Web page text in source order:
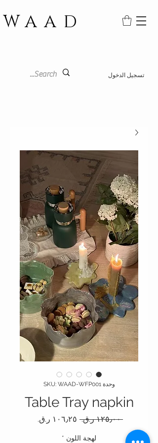
WAAD
تسجيل الدخول
وحدة SKU: WAAD-WFP001
Table Tray napkin
‏١٢٥٫٠٠ ر.ق.‏ سعر عادي
لهجة اللون *